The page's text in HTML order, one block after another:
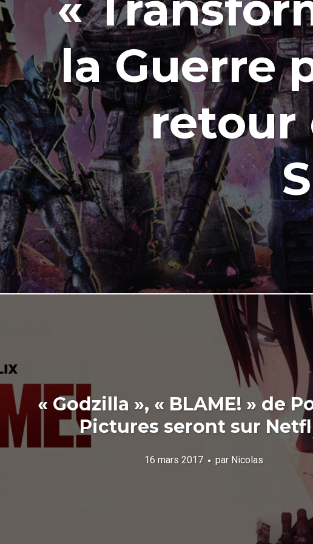
la Guerre
retour
« Godzilla », « BLAME! » de
Pictures seront sur
16 mars 2017 par Nicolas